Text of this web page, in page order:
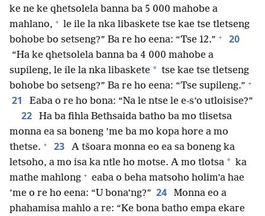
ke ne ke qhetsolela banna ba 5 000 mahobe a
mahlano, + le ile la nka libaskete tse kae tse tletseng
bohobe bo setseng?” Ba re ho eena: “Tse 12.” + 20
“Ha ke qhetsolela banna ba 4 000 mahobe a
supileng, le ile la nka libaskete * tse kae tse tletseng
bohobe bo setseng?” Ba re ho eena: “Tse supileng.” +
21 Eaba o re ho bona: “Na le ntse le e-s’o utloisise?”
22
Ha ba fihla Bethsaida batho ba mo tlisetsa
monna ea sa boneng ’me ba mo kopa hore a mo
thetse. + 23
A tšoara monna eo ea sa boneng ka
letsoho, a mo isa ka ntle ho motse. A mo tlotsa * ka
mathe mahlong + eaba o beha matsoho holim’a hae
’me o re ho eena: “U bona’ng?” 24
Monna eo a
phahamisa mahlo a re: “Ke bona batho empa ekare